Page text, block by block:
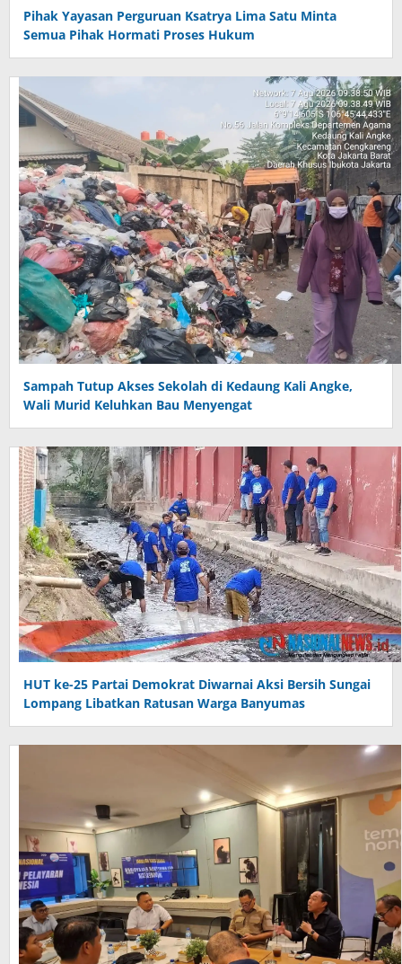
Pihak Yayasan Perguruan Ksatrya Lima Satu Minta
Semua Pihak Hormati Proses Hukum
Sampah Tutup Akses Sekolah di Kedaung Kali Angke,
Wali Murid Keluhkan Bau Menyengat
HUT ke-25 Partai Demokrat Diwarnai Aksi Bersih Sungai
Lompang Libatkan Ratusan Warga Banyumas